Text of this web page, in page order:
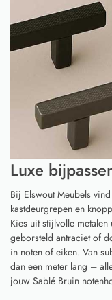
Luxe
Bij Elswout Meubels
kastdeurgrepen en
Kies uit stijlvolle
geborsteld antraciet of
in noten of eiken. Van
dan een meter lang –
jouw Sablé Bruin